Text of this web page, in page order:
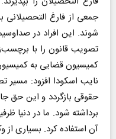
جمعی از فارغ التحصیلانی
شوند. این افراد در
تصویب قانون را با
کمیسیون قضایی به
نایب اسکودا افزود: مسیر
حقوقی بازگردد و این حق
برداشته شود. ما در دنیا
آن استفاده کرد. بسیاری از